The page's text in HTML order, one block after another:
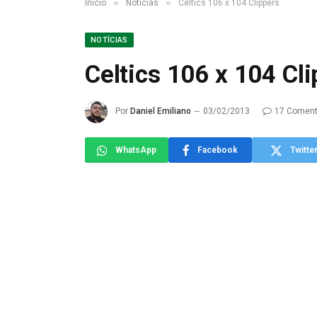
Início » Notícias » Celtics 106 x 104 Clippers
NOTÍCIAS
Celtics 106 x 104
Por Daniel Emiliano 03/02/2013 17
WhatsApp Facebook Twitter